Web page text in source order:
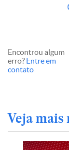
Encontrou algum
erro? Entre em
contato
Veja mais